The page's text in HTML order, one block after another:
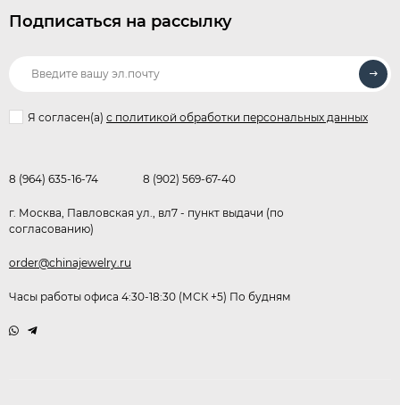
Подписаться на рассылку
Я согласен(a) с политикой обработки персональных данных
8 (964) 635-16-74 8 (902) 569-67-40
г. Москва, Павловская ул., вл7 - пункт выдачи (по
согласованию)
order@chinajewelry.ru
Часы работы офиса 4:30-18:30 (МСК +5) По будням